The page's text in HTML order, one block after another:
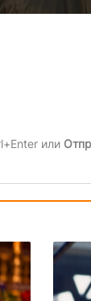
или